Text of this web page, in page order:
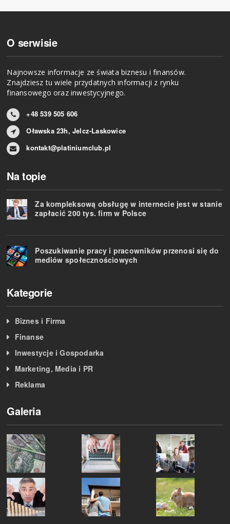
O serwisie
Najnowsze informacje ze świata biznesu i finansów.
Znajdziesz tu wiele przydatnych informacji z rynku
finansowego oraz inwestycyjnego.
+48 539 505 606
Oławska 23h, Jelcz-Laskowice
kontakt@platiniumclub.pl
Na topie
Za kompleksową obsługę w internecie jest w stanie
zapłacić 200 tys. firm w Polsce
Poszukiwanie pracy i pracowników przenosi się do
mediów społecznościowych
Kategorie
Biznes i Firma
Finanse
Inwestycje i Gospodarka
Marketing, Media i PR
Reklama
Galeria